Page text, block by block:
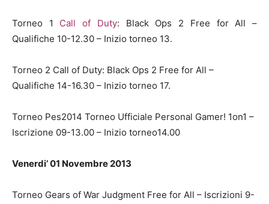
Torneo 1 Call of Duty: Black Ops 2 Free for All –
Qualifiche 10-12.30 – Inizio torneo 13.
Torneo 2 Call of Duty: Black Ops 2 Free for All –
Qualifiche 14-16.30 – Inizio torneo 17.
Torneo Pes2014 Torneo Ufficiale Personal Gamer! 1on1 –
Iscrizione 09-13.00 – Inizio torneo14.00
Venerdi’ 01 Novembre 2013
Torneo Gears of War Judgment Free for All – Iscrizioni 9-